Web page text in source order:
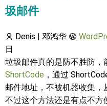
圾邮件
Denis | 邓鸿华
日
垃圾邮件真的是防不胜防，
ShortCode ，通过
邮件地址，不被机器收集，
不过这个方法还是有点不